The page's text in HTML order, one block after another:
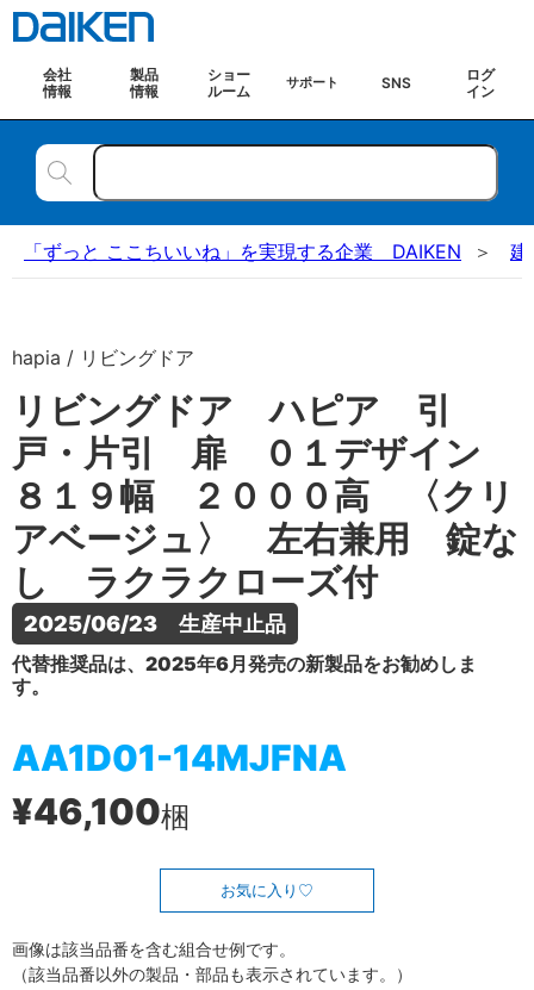
会社
情報
製品
情報
ショー
ルーム
サポート SNS
ログ
イン
「ずっと ここちいいね」を実現する企業 DAIKEN 建
hapia / リビングドア
リビングドア ハピア 引
戸・片引 扉 ０１デザイン
８１９幅 ２０００高 〈クリ
アベージュ〉 左右兼用 錠な
し ラクラクローズ付
2025/06/23　生産中止品
代替推奨品は、2025年6月発売の新製品をお勧めしま
す。
AA1D01-14MJFNA
¥46,100梱
お気に入り
画像は該当品番を含む組合せ例です。
（該当品番以外の製品・部品も表示されています。）